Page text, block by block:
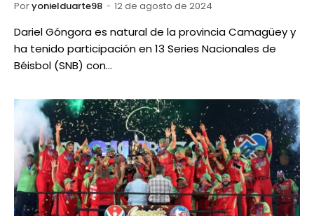
Poryonielduarte98 12 de agosto de 2024
Dariel Góngora es natural de la provincia Camagüey y
ha tenido participación en 13 Series Nacionales de
Béisbol (SNB) con…